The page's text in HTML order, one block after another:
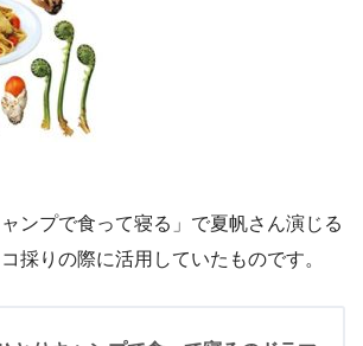
ンプで食って寝る」で夏帆さん演じる
採りの際に活用していたものです。